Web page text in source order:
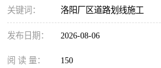
关键词： 洛阳厂区道路划线施工
发布日期： 2026-08-06
阅 读 量： 150